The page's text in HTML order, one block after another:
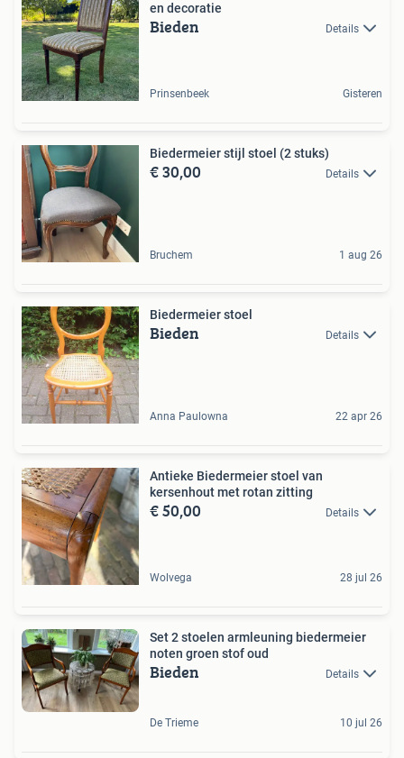
en decoratie
Bieden Details
Prinsenbeek Gisteren
Biedermeier stijl stoel (2 stuks)
€ 30,00 Details
Bruchem 1 aug 26
Biedermeier stoel
Bieden Details
Anna Paulowna 22 apr 26
Antieke Biedermeier stoel van
kersenhout met rotan zitting
€ 50,00 Details
Wolvega 28 jul 26
Set 2 stoelen armleuning biedermeier
noten groen stof oud
Bieden Details
De Trieme 10 jul 26